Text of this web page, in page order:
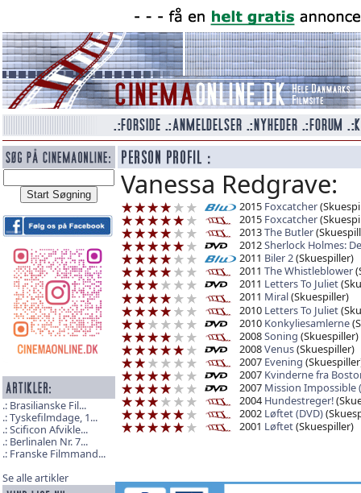
Brasilianske Fil...
Tyskefilmdage, 1...
Scificon Afvikle...
Berlinalen Nr. 7...
Franske Filmmand...
Se alle artikler
Vanessa Redgrave:
2015 Foxcatcher
2015 Foxcatcher
2013The Butler
2012Sherlock Holmes:
2011 Biler 2(Skuespiller)
2011 The Whistleblower
2011 Letters To Juliet
2011 Miral(Skuespiller)
2010 Letters To Juliet
2010 Konkyliesamlerne
2008Soning (Skuespiller)
2008Venus(Skuespiller)
2007 Evening
2007 Kvinderne fra
2007 Mission Impossible
2004 Hundestreger!
2002 Løftet (DVD)
2001 Løftet(Skuespiller)